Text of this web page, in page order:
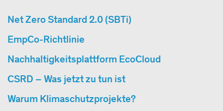
Net Zero Standard 2.0 (SBTi)
EmpCo-Richtlinie
Nachhaltigkeitsplattform EcoCloud
CSRD – Was jetzt zu tun ist
Warum Klimaschutzprojekte?